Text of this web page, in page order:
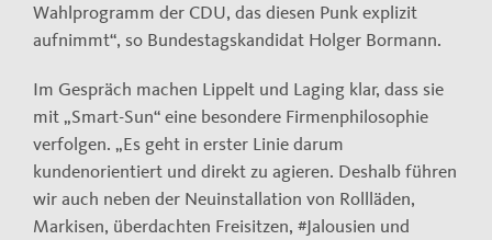
Wahlprogramm der CDU, das diesen Punk explizit
aufnimmt“, so Bundestagskandidat Holger Bormann.
Im Gespräch machen Lippelt und Laging klar, dass sie
mit „Smart-Sun“ eine besondere Firmenphilosophie
verfolgen. „Es geht in erster Linie darum
kundenorientiert und direkt zu agieren. Deshalb führen
wir auch neben der Neuinstallation von Rollläden,
Markisen, überdachten Freisitzen, #Jalousien und